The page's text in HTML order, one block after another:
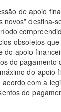
de apoio
destina-
obsoletos
apoio
do pagamento
do apoio
com a
do